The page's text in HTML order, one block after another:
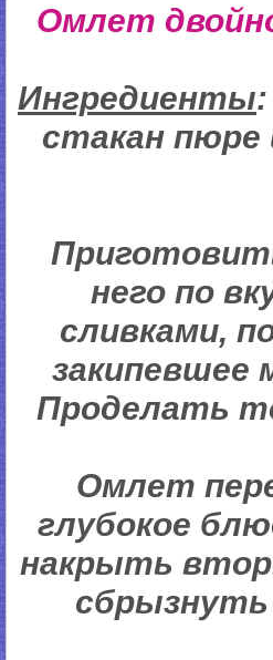
Омлет
Ингредиенты
стакан пюре
него по
сливками,
закипевшее
Проделать
Омлет
глубокое
накрыть
сбрызнуть